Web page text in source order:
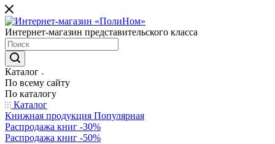
Интернет-магазин представительского класса
Каталог
По всему сайту
По каталогу
Каталог
Книжная продукция Популярная
Распродажа книг -30%
Распродажа книг -50%